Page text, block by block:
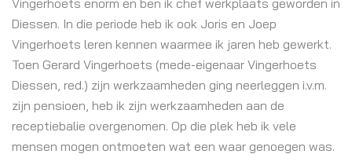
Vingerhoets enorm en ben ik chef werkplaats geworden in
Diessen. In die periode heb ik ook Joris en Joep
Vingerhoets leren kennen waarmee ik jaren heb gewerkt.
Toen Gerard Vingerhoets (mede-eigenaar Vingerhoets
Diessen, red.) zijn werkzaamheden ging neerleggen i.v.m.
zijn pensioen, heb ik zijn werkzaamheden aan de
receptiebalie overgenomen. Op die plek heb ik vele
mensen mogen ontmoeten wat een waar genoegen was.